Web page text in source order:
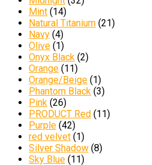
Mint (14)
Natural Titanium (21)
Navy (4)
Olive (1)
Onyx Black (2)
Orange (11)
Orange/Beige (1)
Phantom Black (3)
Pink (26)
PRODUCT Red (11)
Purple (42)
red velvet (1)
Silver Shadow (8)
Sky Blue (11)